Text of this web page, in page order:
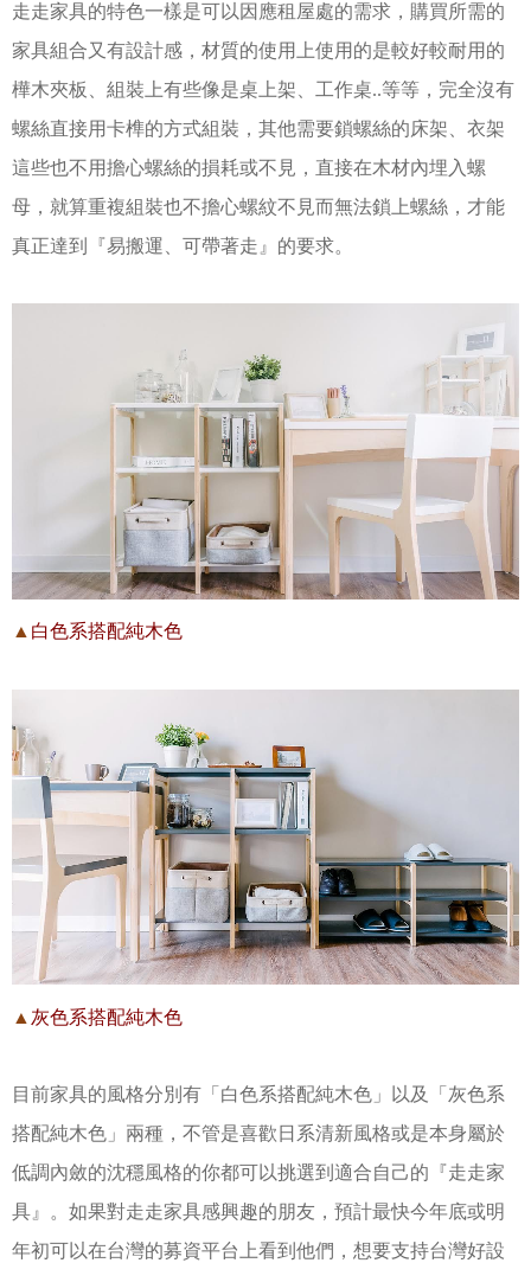
走走家具的特色一樣是可以因應租屋處的需求，購買所需的
家具組合又有設計感，材質的使用上使用的是較好較耐用的
樺木夾板、組裝上有些像是桌上架、工作桌..等等，完全沒有
螺絲直接用卡榫的方式組裝，其他需要鎖螺絲的床架、衣架
這些也不用擔心螺絲的損耗或不見，直接在木材內埋入螺
母，就算重複組裝也不擔心螺紋不見而無法鎖上螺絲，才能
真正達到『易搬運、可帶著走』的要求。
▲ 白色系搭配純木色
▲ 灰色系搭配純木色
目前家具的風格分別有「白色系搭配純木色」以及「灰色系
搭配純木色」兩種，不管是喜歡日系清新風格或是本身屬於
低調內斂的沈穩風格的你都可以挑選到適合自己的『走走家
具』。如果對走走家具感興趣的朋友，預計最快今年底或明
年初可以在台灣的募資平台上看到他們，想要支持台灣好設